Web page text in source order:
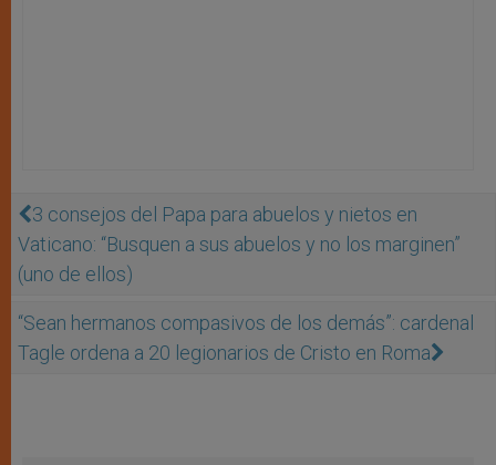
3 consejos del Papa para abuelos y nietos en
Vaticano: “Busquen a sus abuelos y no los marginen”
(uno de ellos)
“Sean hermanos compasivos de los demás”: cardenal
Tagle ordena a 20 legionarios de Cristo en Roma